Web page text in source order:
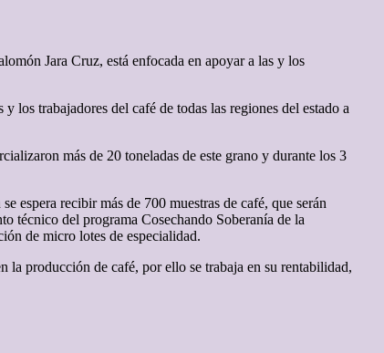
Jara Cruz, está enfocada en apoyar a las y los
los trabajadores del café de todas las regiones del estado a
más de 20 toneladas de este grano y durante los 3
espera recibir más de 700 muestras de café, que serán
técnico del programa Cosechando Soberanía de la
de micro lotes de especialidad.
la producción de café, por ello se trabaja en su rentabilidad,